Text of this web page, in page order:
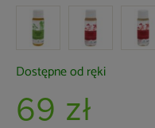
Dostępne od ręki
69 zł